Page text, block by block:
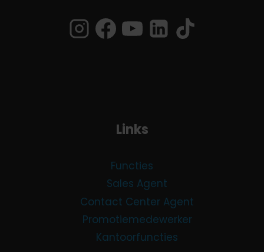
Links
Functies
Sales Agent
Contact Center Agent
Promotiemedewerker
Kantoorfuncties